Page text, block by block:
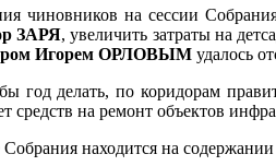
чиновников на сессии
ЗАРЯ, увеличить затраты на
Игорем ОРЛОВЫМ удалось
год делать, по коридорам
средств на ремонт объектов
находится на